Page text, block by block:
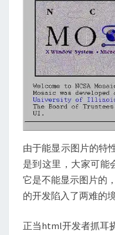
由于能显示图片的特
是到这里，大家可能
它是不能显示图片的
的开发陷入了两难的境
正当html开发者抓耳